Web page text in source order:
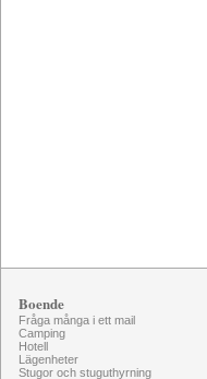
Boende
Fråga många i ett mail
Camping
Hotell
Lägenheter
Stugor och stuguthyrning